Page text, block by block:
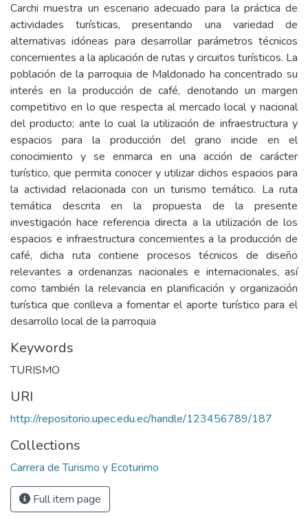
Carchi muestra un escenario adecuado para la práctica de
actividades turísticas, presentando una variedad de
alternativas idóneas para desarrollar parámetros técnicos
concernientes a la aplicación de rutas y circuitos turísticos. La
población de la parroquia de Maldonado ha concentrado su
interés en la producción de café, denotando un margen
competitivo en lo que respecta al mercado local y nacional
del producto; ante lo cual la utilización de infraestructura y
espacios para la producción del grano incide en el
conocimiento y se enmarca en una acción de carácter
turístico, que permita conocer y utilizar dichos espacios para
la actividad relacionada con un turismo temático. La ruta
temática descrita en la propuesta de la presente
investigación hace referencia directa a la utilización de los
espacios e infraestructura concernientes a la producción de
café, dicha ruta contiene procesos técnicos de diseño
relevantes a ordenanzas nacionales e internacionales, así
como también la relevancia en planificación y organización
turística que conlleva a fomentar el aporte turístico para el
desarrollo local de la parroquia
Keywords
TURISMO
URI
http://repositorio.upec.edu.ec/handle/123456789/187
Collections
Carrera de Turismo y Ecoturimo
Full item page